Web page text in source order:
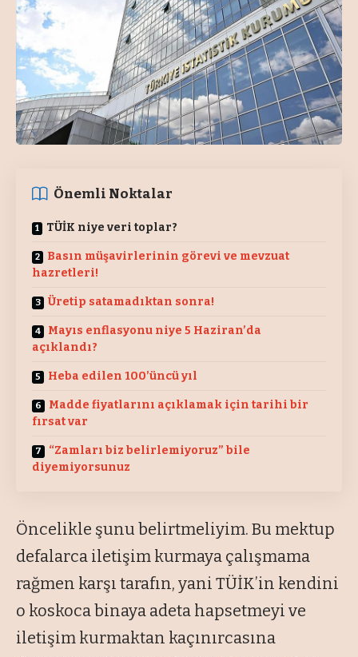
Önemli Noktalar
TÜİK niye veri toplar?
Basın müşavirlerinin görevi ve mevzuat
hazretleri!
Üretip satamadıktan sonra!
Mayıs enflasyonu niye 5 Haziran’da
açıklandı?
Heba edilen 100’üncü yıl
Madde fiyatlarını açıklamak için tarihi bir
fırsat var
“Zamları biz belirlemiyoruz” bile
diyemiyorsunuz
Öncelikle şunu belirtmeliyim. Bu mektup
defalarca iletişim kurmaya çalışmama
rağmen karşı tarafın, yani TÜİK’in kendini
o koskoca binaya adeta hapsetmeyi ve
iletişim kurmaktan kaçınırcasına